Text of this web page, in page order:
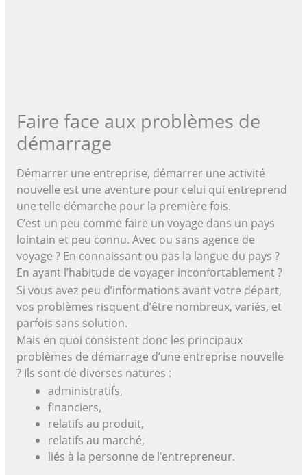
Faire face aux problèmes de
démarrage
Démarrer une entreprise, démarrer une activité
nouvelle est une aventure pour celui qui entreprend
une telle démarche pour la première fois.
C’est un peu comme faire un voyage dans un pays
lointain et peu connu. Avec ou sans agence de
voyage ? En connaissant ou pas la langue du pays ?
En ayant l’habitude de voyager inconfortablement ?
Si vous avez peu d’informations avant votre départ,
vos problèmes risquent d’être nombreux, variés, et
parfois sans solution.
Mais en quoi consistent donc les principaux
problèmes de démarrage d’une entreprise nouvelle
? Ils sont de diverses natures :
administratifs,
financiers,
relatifs au produit,
relatifs au marché,
liés à la personne de l’entrepreneur.